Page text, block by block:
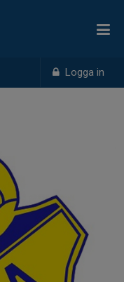
Logga in